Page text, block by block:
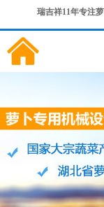
瑞吉祥11年专注